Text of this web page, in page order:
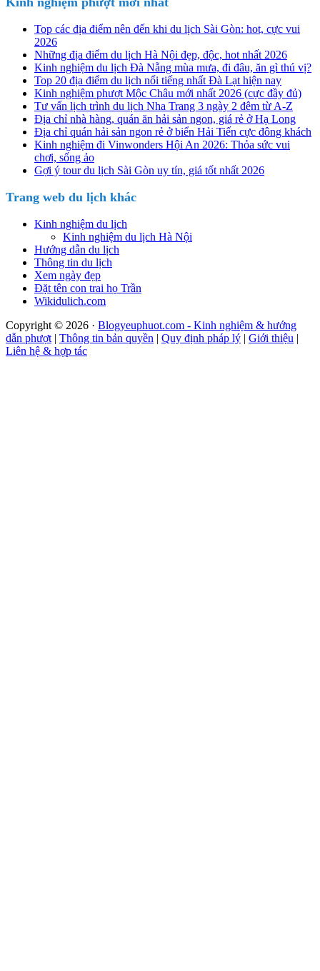
Top các địa điểm nên đến khi du lịch Sài Gòn: hot, cực vui
2026
Những địa điểm du lịch Hà Nội đẹp, độc, hot nhất 2026
Kinh nghiệm du lịch Đà Nẵng mùa mưa, đi đâu, ăn gì thú vị?
Top 20 địa điểm du lịch nổi tiếng nhất Đà Lạt hiện nay
Kinh nghiệm phượt Mộc Châu mới nhất 2026 (cực đầy đủ)
Tư vấn lịch trình du lịch Nha Trang 3 ngày 2 đêm từ A-Z
Địa chỉ nhà hàng, quán ăn hải sản ngon, giá rẻ ở Hạ Long
Địa chỉ quán hải sản ngon rẻ ở biển Hải Tiến cực đông khách
Kinh nghiệm đi Vinwonders Hội An 2026: Thỏa sức vui
chơi, sống ảo
Gợi ý tour du lịch Sài Gòn uy tín, giá tốt nhất 2026
Trang web du lịch khác
Kinh nghiệm du lịch
Kinh nghiệm du lịch Hà Nội
Hướng dẫn du lịch
Thông tin du lịch
Xem ngày đẹp
Đặt tên con trai họ Trần
Wikidulich.com
Copyright © 2026 · Blogyeuphuot.com - Kinh nghiệm & hướng
dẫn phượt | Thông tin bản quyền | Quy định pháp lý | Giới thiệu |
Liên hệ & hợp tác